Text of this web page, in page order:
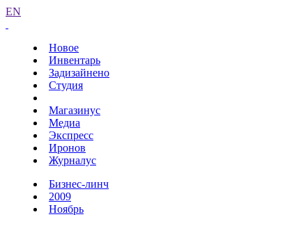
EN
Новое
Инвентарь
Задизайнено
Студия
Магазинус
Медиа
Экспресс
Иронов
Журналус
Бизнес-линч
2009
Ноябрь